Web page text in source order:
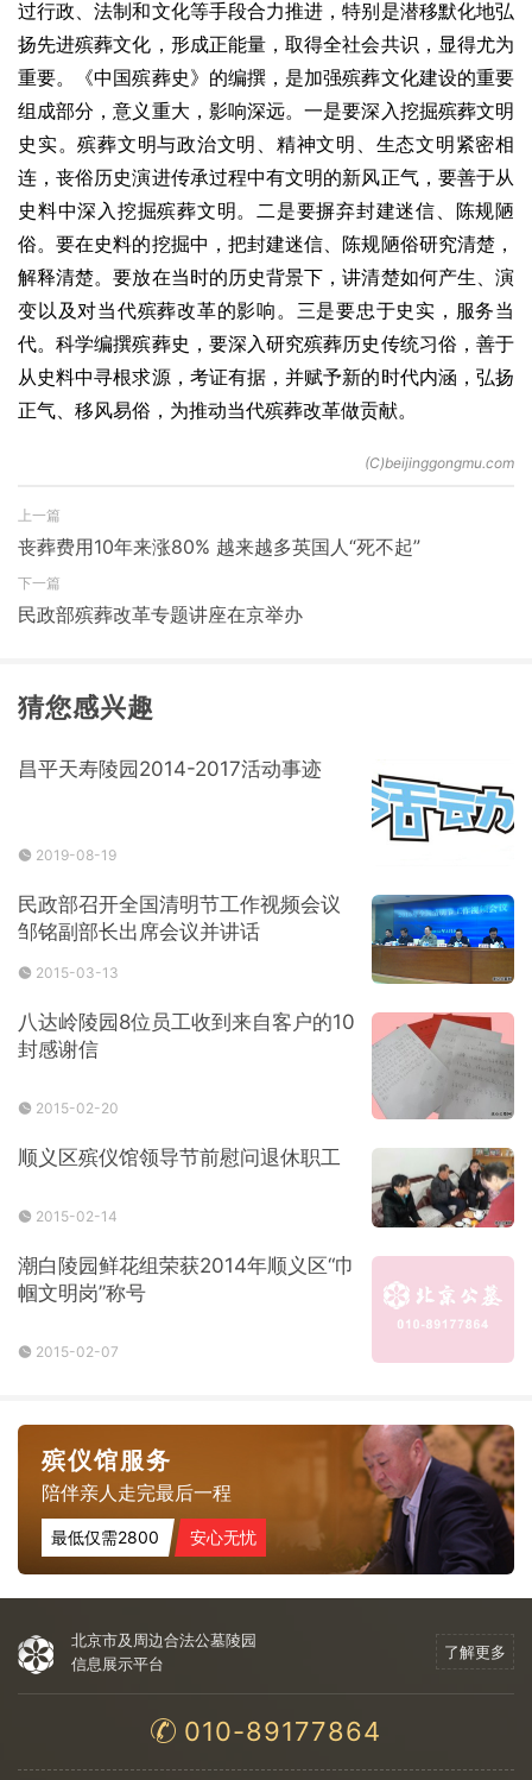
过行政、法制和文化等手段合力推进，特别是潜移默化地弘
扬先进殡葬文化，形成正能量，取得全社会共识，显得尤为
重要。《中国殡葬史》的编撰，是加强殡葬文化建设的重要
组成部分，意义重大，影响深远。一是要深入挖掘殡葬文明
史实。殡葬文明与政治文明、精神文明、生态文明紧密相
连，丧俗历史演进传承过程中有文明的新风正气，要善于从
史料中深入挖掘殡葬文明。二是要摒弃封建迷信、陈规陋
俗。要在史料的挖掘中，把封建迷信、陈规陋俗研究清楚，
解释清楚。要放在当时的历史背景下，讲清楚如何产生、演
变以及对当代殡葬改革的影响。三是要忠于史实，服务当
代。科学编撰殡葬史，要深入研究殡葬历史传统习俗，善于
从史料中寻根求源，考证有据，并赋予新的时代内涵，弘扬
正气、移风易俗，为推动当代殡葬改革做贡献。
上一篇
丧葬费用10年来涨80% 越来越多英国人“死不起”
下一篇
民政部殡葬改革专题讲座在京举办
猜您感兴趣
昌平天寿陵园2014-2017活动事迹
2019-08-19
民政部召开全国清明节工作视频会议
邹铭副部长出席会议并讲话
2015-03-13
八达岭陵园8位员工收到来自客户的10
封感谢信
2015-02-20
顺义区殡仪馆领导节前慰问退休职工
2015-02-14
潮白陵园鲜花组荣获2014年顺义区“巾
帼文明岗”称号
2015-02-07
殡仪馆服务
陪伴亲人走完最后一程
最低仅需2800 安心无忧
北京市及周边合法公墓陵园
信息展示平台
了解更多
010-89177864